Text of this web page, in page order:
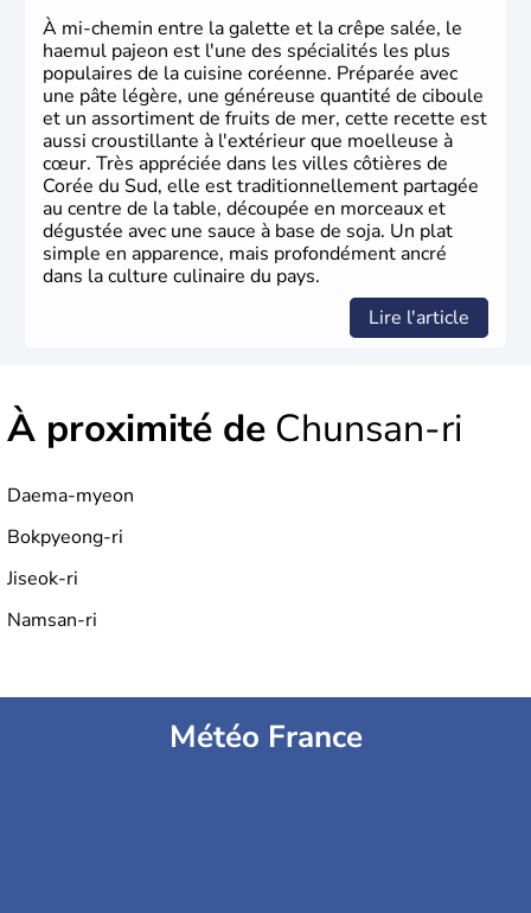
À mi-chemin entre la galette et la crêpe salée, le
haemul pajeon est l'une des spécialités les plus
populaires de la cuisine coréenne. Préparée avec
une pâte légère, une généreuse quantité de ciboule
et un assortiment de fruits de mer, cette recette est
aussi croustillante à l'extérieur que moelleuse à
cœur. Très appréciée dans les villes côtières de
Corée du Sud, elle est traditionnellement partagée
au centre de la table, découpée en morceaux et
dégustée avec une sauce à base de soja. Un plat
simple en apparence, mais profondément ancré
dans la culture culinaire du pays.
Lire l'article
À proximité de Chunsan-ri
Daema-myeon
Bokpyeong-ri
Jiseok-ri
Namsan-ri
Météo France